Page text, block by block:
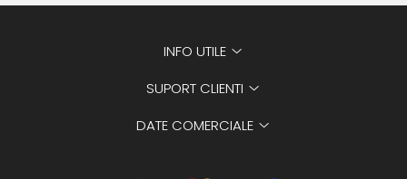
INFO UTILE
SUPORT CLIENTI
DATE COMERCIALE